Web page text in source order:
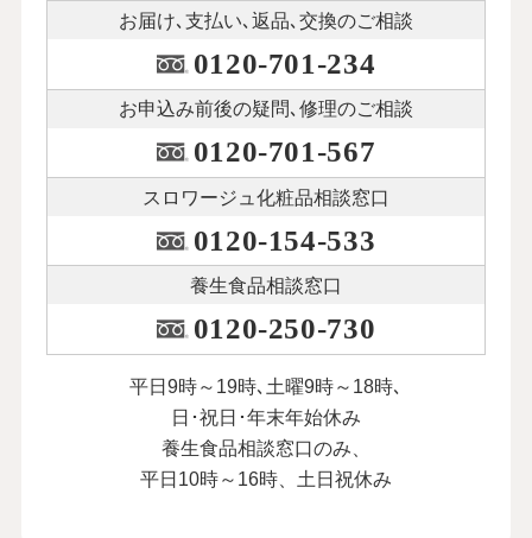
お届け､支払い､ 返品､交換のご相談
0120-701-234
お申込み前後の疑問､修理のご相談
0120-701-567
スロワージュ化粧品相談窓口
0120-154-533
養生食品相談窓口
0120-250-730
平日9時～19時､土曜9時～18時､
日･祝日･年末年始休み
養生食品相談窓口のみ、
平日10時～16時、土日祝休み